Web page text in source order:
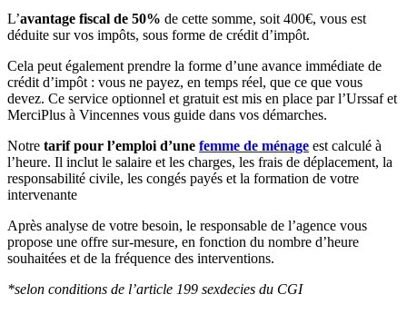
L’avantage fiscal de 50% de cette somme, soit 400€, vous est
déduite sur vos impôts, sous forme de crédit d’impôt.
Cela peut également prendre la forme d’une avance immédiate de
crédit d’impôt : vous ne payez, en temps réel, que ce que vous
devez. Ce service optionnel et gratuit est mis en place par l’Urssaf et
MerciPlus à Vincennes vous guide dans vos démarches.
Notre tarif pour l’emploi d’une femme de ménage est calculé à
l’heure. Il inclut le salaire et les charges, les frais de déplacement, la
responsabilité civile, les congés payés et la formation de votre
intervenante
Après analyse de votre besoin, le responsable de l’agence vous
propose une offre sur-mesure, en fonction du nombre d’heure
souhaitées et de la fréquence des interventions.
*selon conditions de l’article 199 sexdecies du CGI